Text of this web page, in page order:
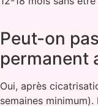
Peut-on
permanent
Oui, après
semaines